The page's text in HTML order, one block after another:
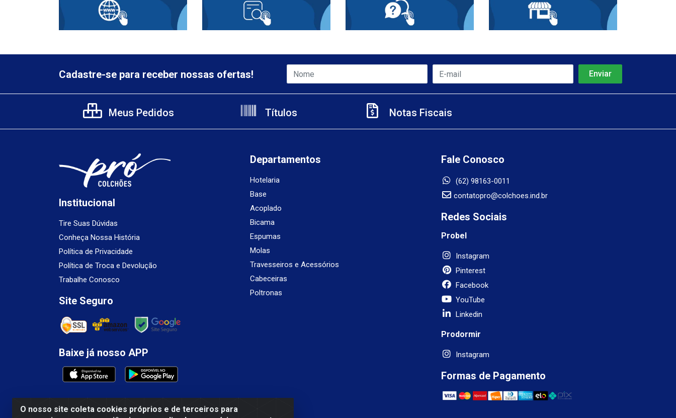
O nosso site coleta cookies próprios e de terceiros para
Cadastre-se para receber nossas ofertas!
Meus Pedidos Títulos Notas Fiscais
Institucional
Tire Suas Dúvidas
Conheça Nossa História
Política de Privacidade
Política de Troca e Devolução
Trabalhe Conosco
Site Seguro
Baixe já nosso APP
Departamentos
Hotelaria
Base
Acoplado
Bicama
Espumas
Molas
Travesseiros e Acessórios
Cabeceiras
Poltronas
Fale Conosco
(62) 98163-0011
contatopro@colchoes.ind.br
Redes Sociais
Probel
Instagram
Pinterest
Facebook
YouTube
Linkedin
Prodormir
Instagram
Formas de Pagamento